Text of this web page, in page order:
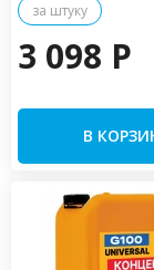
за штуку
3 098 P
В